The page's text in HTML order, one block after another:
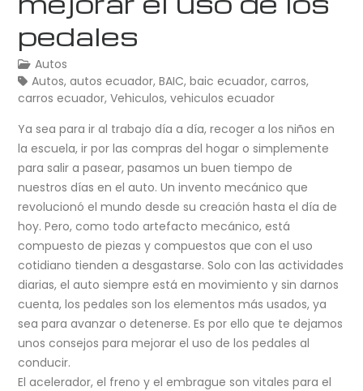
pedales
Autos
Autos,autos ecuador,BAIC,baic ecuador,carros,
carros ecuador,Vehiculos,vehiculos ecuador
Ya sea para ir al trabajo día a día, recoger a los niños en
la escuela, ir por las compras del hogar o simplemente
para salir a pasear, pasamos un buen tiempo de
nuestros días en el auto. Un invento mecánico que
revolucionó el mundo desde su creación hasta el día de
hoy. Pero, como todo artefacto mecánico, está
compuesto de piezas y compuestos que con el uso
cotidiano tienden a desgastarse. Solo con las actividades
diarias, el auto siempre está en movimiento y sin darnos
cuenta, los pedales son los elementos más usados, ya
sea para avanzar o detenerse. Es por ello que te dejamos
unos consejos para mejorar el uso de los pedales al
conducir.
El acelerador, el freno y el embrague son vitales para el